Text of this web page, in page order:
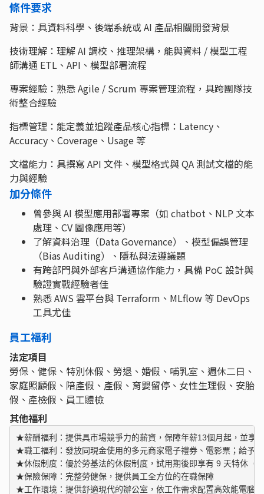
條件要求
背景：具資料科學、後端系統或 AI 產品相關開發背景
技術理解：理解 AI 調校、推理架構，能與資料 / 模型工程
師溝通 ETL、API、模型部署流程
專案經驗：熟悉 Agile / Scrum 專案管理流程，具跨團隊技
術整合經驗
指標管理：能定義並追蹤產品核心指標：Latency、
Accuracy、Coverage、Usage 等
文檔能力：具撰寫 API 文件、模型格式與 QA 測試文檔的能
力與經驗
加分條件
曾參與 AI 模型應用部署專案（如 chatbot、NLP 文本
處理、CV 圖像應用等）
了解資料治理（Data Governance）、模型偏誤管理
（Bias Auditing）、隱私與法遵議題
有跨部門與外部客戶溝通協作能力，具備 PoC 設計與
驗證實戰經驗者佳
熟悉 AWS 雲平台與 Terraform、MLflow 等 DevOps
工具尤佳
員工福利
法定項目
勞保、健保、特別休假、勞退、婚假、哺乳室、週休二日、
家庭照顧假、陪產假、產假、育嬰留停、女性生理假、安胎
假、產檢假、員工體檢
其他福利
★薪酬福利：提供具市場競爭力的薪資，保障年薪13個月起，並享
★職工福利：發放同現金使用的多元商家電子禮券、電影票；給予
★休假制度：優於勞基法的休假制度，試用期後即享有 9 天特休（
★保險保障：完整勞健保，提供員工全方位的在職保障
★工作環境：提供舒適現代的辦公室，依工作需求配置高效能電腦